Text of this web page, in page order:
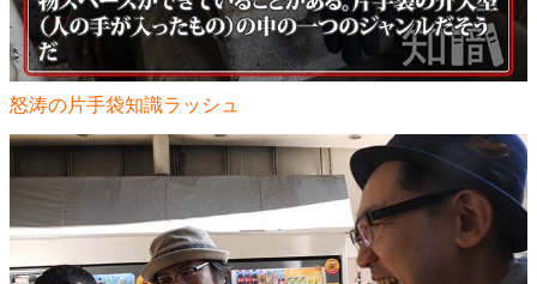
怒涛の片手袋知識ラッシュ